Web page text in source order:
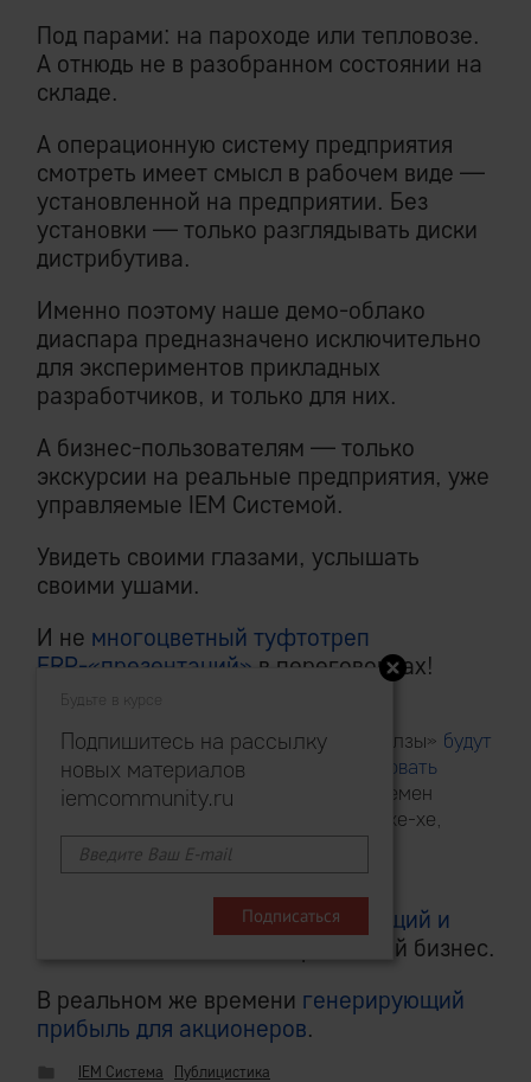
Будьте в курсе
Подпишитесь на рассылку
новых материалов
iemcommunity.ru
Под парами: на пароходе или тепловозе.
А отнюдь не в разобранном состоянии на
складе.
А операционную систему предприятия
смотреть имеет смысл в рабочем виде —
установленной на предприятии. Без
установки — только разглядывать диски
дистрибутива.
Именно поэтому наше демо-облако
диаспара предназначено исключительно
для экспериментов прикладных
разработчиков, и только для них.
А бизнес-пользователям — только
экскурсии на реальные предприятия, уже
управляемые IEM Системой.
Увидеть своими глазами, услышать
своими ушами.
И не многоцветный туфтотреп
ERP-«презентаций» в переговорках!
Где вымуштрованные «сейлзы» будут
вас виртуозно гипнотизировать
каретной позолотой — времен
очаковских, и покоренья, хе-хе,
Крыма.
настоящий, живой, фурычащий и
, — реальный бизнес.
В реальном же времени генерирующий
прибыль для акционеров.
IEM Система Публицистика